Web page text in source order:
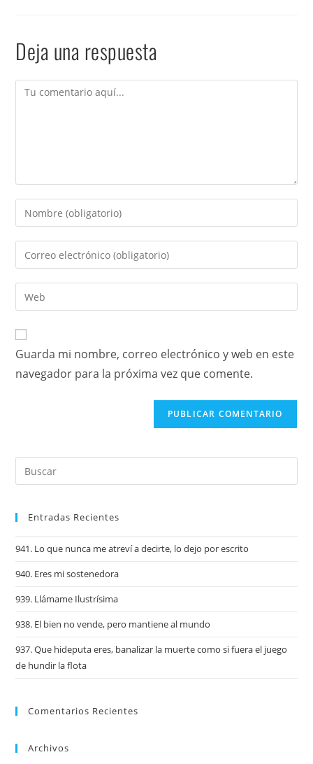
Deja una respuesta
Guarda mi nombre, correo electrónico y web en este
navegador para la próxima vez que comente.
Entradas Recientes
941. Lo que nunca me atreví a decirte, lo dejo por escrito
940. Eres mi sostenedora
939. Llámame Ilustrísima
938. El bien no vende, pero mantiene al mundo
937. Que hideputa eres, banalizar la muerte como si fuera el juego
de hundir la flota
Comentarios Recientes
Archivos